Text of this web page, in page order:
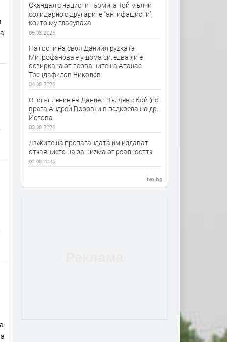
Скандал с нацисти гърми, а Той мълчи
солидарно с другарите “антифашисти”,
които му гласуваха
05.08.2026
На гости на своя Даниил руzката
Митрофанова е у дома си, едва ли е
освиркана от верващите на Атанас
Трендафилов Николов
04.08.2026
Отстъпление на Даниел Вълчев с бой (по
врага Андрей Гюров) и в подкрепа на др.
Йотова
03.08.2026
Лъжите на пропагандата им издават
отчаянието на рашиzма от реалността
02.08.2026
ivo.bg